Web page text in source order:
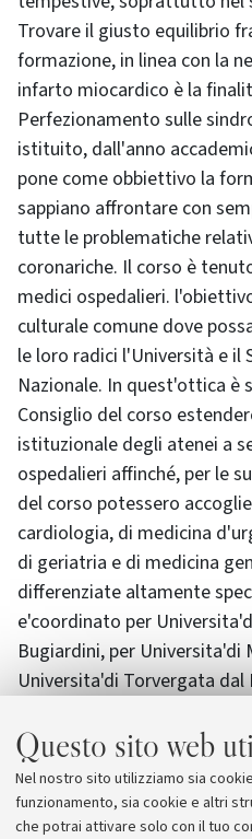
Questo sito web
Nel nostro sito utilizziamo sia
funzionamento, sia cookie e altri
che potrai attivare solo con il tuo
Trovare il giusto equilibrio
formazione, in linea con la
infarto miocardico è la
Perfezionamento sulle
istituito, dall'anno
pone come obbiettivo la
sappiano affrontare con
tutte le problematiche
coronariche. Il corso è
medici ospedalieri.
culturale comune dove
le loro radici l'Università e il
Nazionale. In quest'ottica
Consiglio del corso
istituzionale degli atenei a
ospedalieri affinché, per le
del corso potessero
cardiologia, di medicina
di geriatria e di medicina
differenziate altamente
e'coordinato per
Bugiardini, per Universita'di
Universita'di Torvergata
ORGANIZZAZIONE DEL
Prof. Raffaele Bugiardini
rabugi@netscape.net